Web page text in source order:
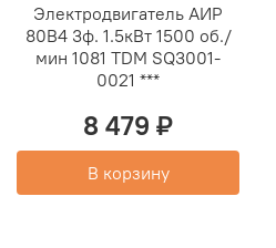
Электродвигатель АИР
80B4 3ф. 1.5кВт 1500 об./
мин 1081 TDM SQ3001-
0021 ***
8 479 ₽
В корзину